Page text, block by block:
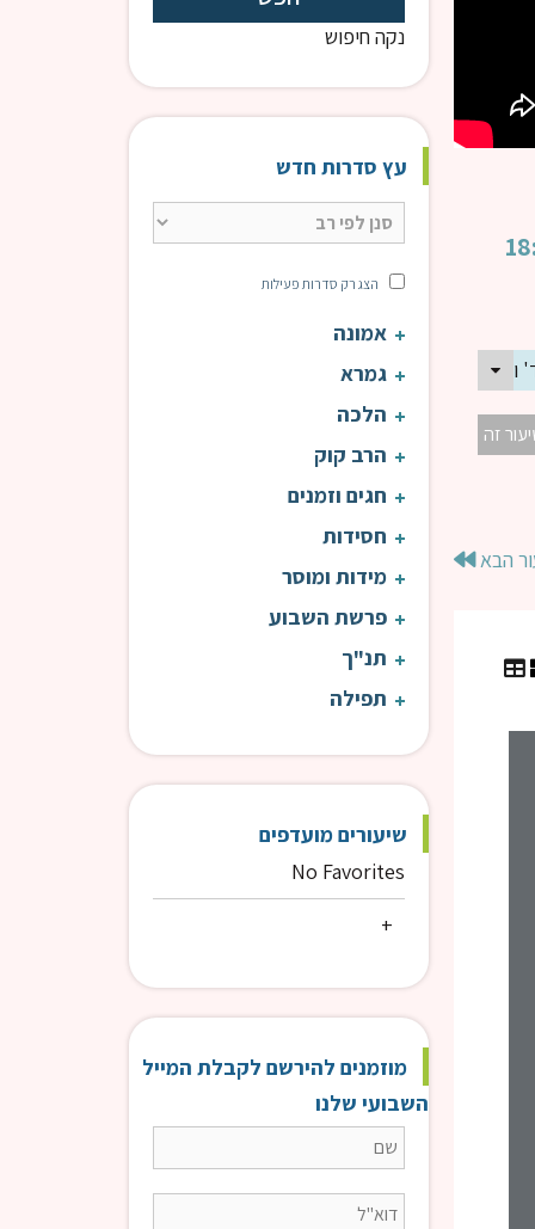
לשינוי אמיתי בחיים | פרשת פנחס | הרב ניסים דעי 18:00
זה
הבא
פרשת שבוע | הרב דעי
נקה חיפוש
עץ סדרות חדש
הצג רק סדרות פעילות
אמונה
גמרא
הלכה
הרב קוק
חגים וזמנים
חסידות
מידות ומוסר
פרשת השבוע
תנ"ך
תפילה
שיעורים מועדפים
No Favorites
מוזמנים להירשם לקבלת המייל
השבועי שלנו